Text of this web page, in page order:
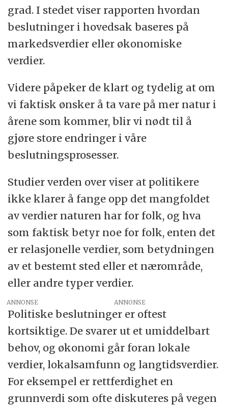
grad. I stedet viser rapporten hvordan
beslutninger i hovedsak baseres på
markedsverdier eller økonomiske
verdier.
Videre påpeker de klart og tydelig at om
vi faktisk ønsker å ta vare på mer natur i
årene som kommer, blir vi nødt til å
gjøre store endringer i våre
beslutningsprosesser.
Studier verden over viser at politikere
ikke klarer å fange opp det mangfoldet
av verdier naturen har for folk, og hva
som faktisk betyr noe for folk, enten det
er relasjonelle verdier, som betydningen
av et bestemt sted eller et nærområde,
eller andre typer verdier.
ANNONSE
Politiske beslutninger er oftest
kortsiktige. De svarer ut et umiddelbart
behov, og økonomi går foran lokale
verdier, lokalsamfunn og langtidsverdier.
For eksempel er rettferdighet en
grunnverdi som ofte diskuteres på vegen